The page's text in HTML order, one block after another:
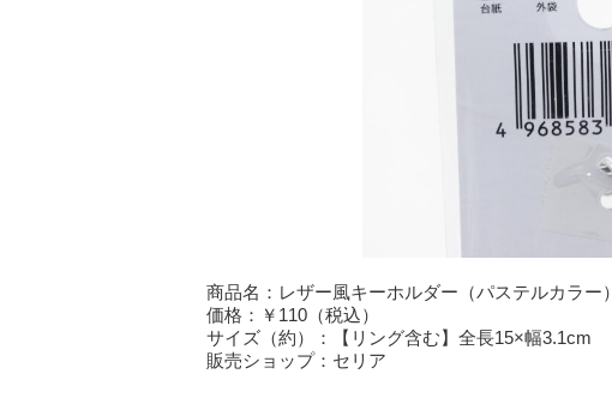
商品名：レザー風キーホルダー（パステルカラー）
価格：￥110（税込）
サイズ（約）：【リング含む】全長15×幅3.1cm
販売ショップ：セリア